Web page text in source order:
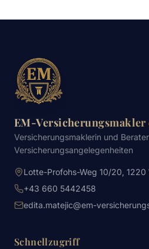
EM-Versicherungsmakler
Versicherungsmaklerin und
Versicherungsangelegenheiten
Lotte-Profohs-Weg 10/20, 1220
+43 660 5442458
edita.matejic@em-
Schnellzugriff